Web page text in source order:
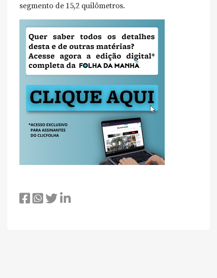
segmento de 15,2 quilômetros.